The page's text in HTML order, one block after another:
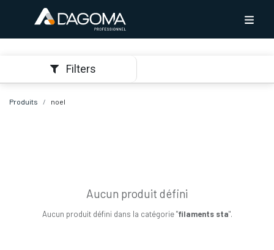
Filters
Produits noel
Aucun produit défini
Aucun produit défini dans la catégorie "filaments sta".